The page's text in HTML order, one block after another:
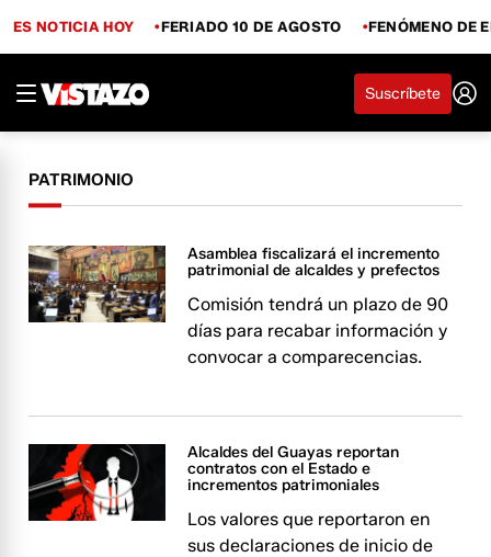
ES NOTICIA HOY FERIADO 10 DE AGOSTO FENÓMENO DE
Suscríbete
PATRIMONIO
Asamblea fiscalizará el incremento
patrimonial de alcaldes y prefectos
Comisión tendrá un plazo de 90
días para recabar información y
convocar a comparecencias.
Alcaldes del Guayas reportan
contratos con el Estado e
incrementos patrimoniales
Los valores que reportaron en
sus declaraciones de inicio de